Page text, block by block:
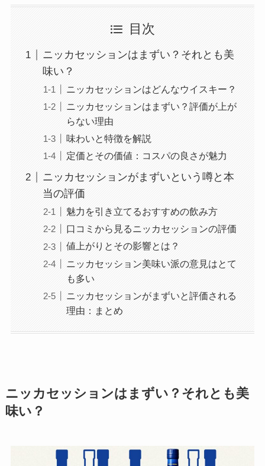
目次
ニッカセッションはまずい？それとも美
味い？
ニッカセッションはどんなウイスキー？
ニッカセッションはまずい？評価が上が
らない理由
味わいと特徴を解説
定価とその価値：コスパの良さが魅力
ニッカセッションがまずいという噂と本
当の評価
魅力を引き立てるおすすめの飲み方
口コミから見るニッカセッションの評価
値上がりとその影響とは？
ニッカセッション美味い派の意見はとて
も多い
ニッカセッションがまずいと評価される
理由：まとめ
ニッカセッションはまずい？それとも美
味い？